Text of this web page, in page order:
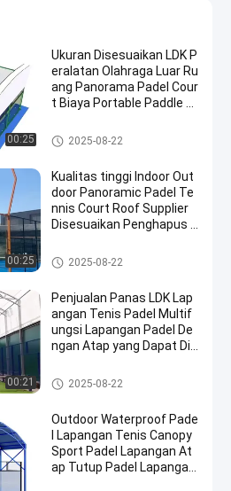
00:25
Ukuran Disesuaikan LDK P
eralatan Olahraga Luar Ru
ang Panorama Padel Cour
t Biaya Portable Paddle T
Pengadilan padel
2025-08-22
00:25
Kualitas tinggi Indoor Out
door Panoramic Padel Te
nnis Court Roof Supplier
Disesuaikan Penghapus P
Pengadilan padel
2025-08-22
00:21
Penjualan Panas LDK Lap
angan Tenis Padel Multif
ungsi Lapangan Padel De
ngan Atap yang Dapat Dil
del Super Panoramik
Pengadilan padel
2025-08-22
Outdoor Waterproof Pade
l Lapangan Tenis Canopy
Sport Padel Lapangan At
ap Tutup Padel Lapangan